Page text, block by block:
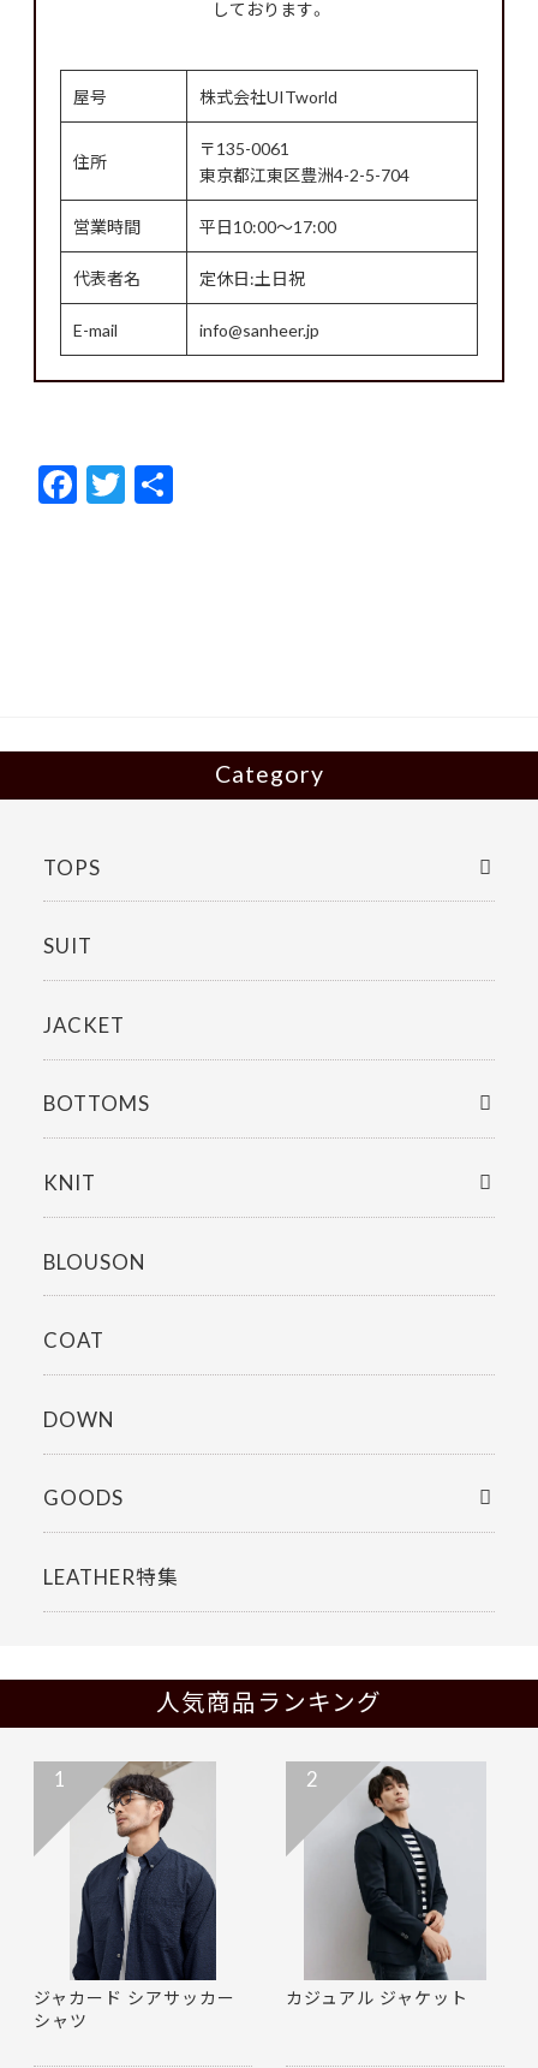
しております。
屋号 株式会社UITworld
住所
〒135-0061
東京都江東区豊洲4-2-5-704
営業時間 平日10:00～17:00
代表者名 定休日:土日祝
E-mail info@sanheer.jp
F
ac
T
w
Category
TOPS
SUIT
JACKET
BOTTOMS
KNIT
BLOUSON
COAT
DOWN
GOODS
LEATHER特集
人気商品ランキング
ジャカード シアサッカー
シャツ
1
カジュアル ジャケット
2